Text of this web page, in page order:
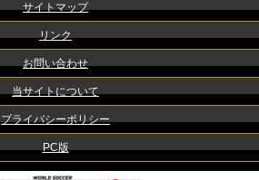
サイトマップ
リンク
お問い合わせ
当サイトについて
プライバシーポリシー
PC版